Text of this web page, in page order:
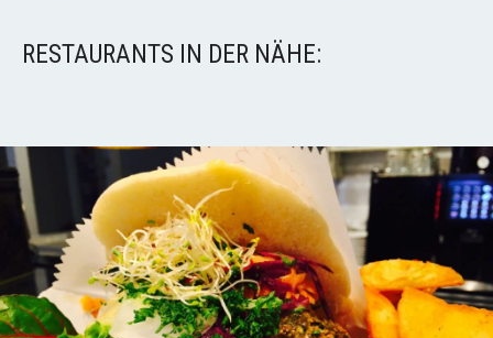
RESTAURANTS IN DER NÄHE: